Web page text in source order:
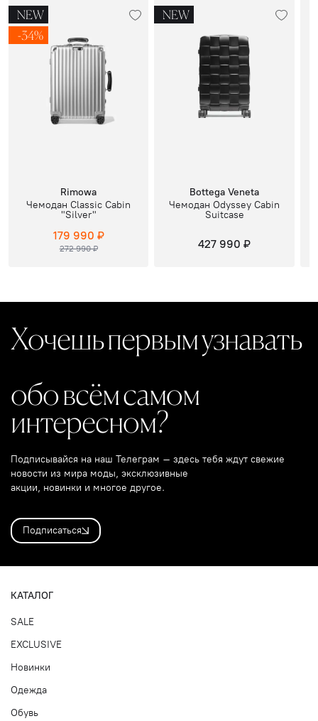
NEW
-34%
Rimowa
Чемодан Classic Cabin
"Silver"
272 990 ₽
179 990 ₽
NEW
Bottega Veneta
Чемодан Odyssey Cabin
Suitcase
427 990 ₽
Хочешь первым узнавать
обо всём самом
интересном?
Подписывайся на наш Телеграм – здесь тебя ждут свежие
новости из мира моды, эксклюзивные
акции, новинки и многое другое.
Подписаться
КАТАЛОГ
SALE
EXCLUSIVE
Новинки
Одежда
Обувь